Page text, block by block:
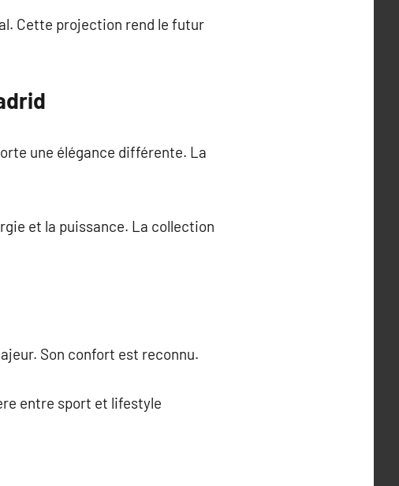
Cette projection rend le futur
une élégance différente. La
et la puissance. La collection
Son confort est reconnu.
entre sport et lifestyle